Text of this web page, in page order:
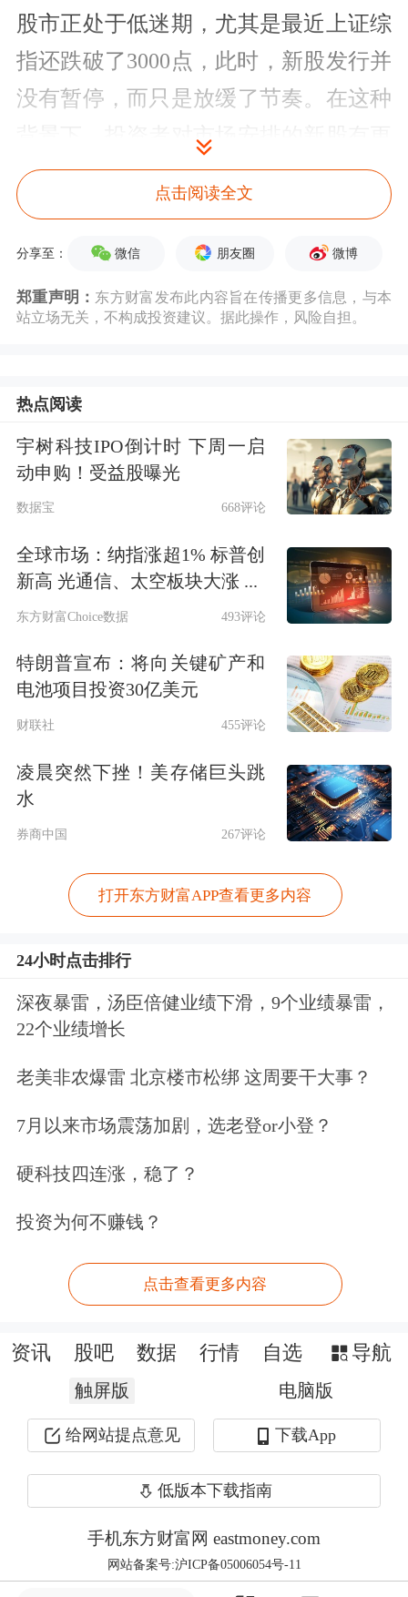
股市正处于低迷期，尤其是最近上证综
指还跌破了3000点，此时，新股发行并
没有暂停，而只是放缓了节奏。在这种
背景下，投资者对市场安排的新股有更
多的关注与聚焦，那些在质量上存在问
题的公司，其问题很容易被放大。
令人遗憾的是，兴欣新材这只新股确实
是一只在质量上存在问题的公司。比
创板”IPO全部来了一遍，并且该公司在
科创板IPO时曾遭到举报，此次主板IPO
上市现场检查时又被揪出一系列问题。
该公司此次公开发行计划募集资金5.5
亿元，其中1.5亿元将用于补充流动资
金，但该公司并不差钱。2020—2022
年，该公司共计分红5808万元;2022年
末，公司的货币资金、现金及现金等价
物余额均超过亿元，分别为1.51亿元和
1.36亿元。
该公司多年来一直存在着增收不增利的
的营业收入分别为3.02亿元、3.11亿
增加的趋势。然而，与此相对应的是，
公司的净利润却呈现下滑趋势，分别为
6174.25万元、5982.01万元、5127.62万
元以及4204.38万元。今年三季报显
示，公司第三季度实现的营业收入和净
题。一旦一家有问题的公司出现，其问
投资者对新股的看法，乃至动摇投资者
对市场的信心。也正因如此，新股发行
犹如易碎的玻璃杯，需要市场精心呵
护，以避免新股发行给市场带来不利的
影响。一旦处理不慎，就很容易给市场
带来冲击。具体来说，股市低迷时期的
新股发行需要把握与解决以下几方面问
点击阅读全文
分享至： 微信 朋友圈 微博
郑重声明： 东方财富发布此内容旨在传播更多信息，与本
站立场无关，不构成投资建议。据此操作，风险自担。
热点阅读
宇树科技IPO倒计时 下周一启
动申购！受益股曝光
数据宝 668评论
全球市场：纳指涨超1% 标普创
新高 光通信、太空板块大涨 ...
东方财富Choice数据 493评论
特朗普宣布：将向关键矿产和
电池项目投资30亿美元
财联社 455评论
凌晨突然下挫！美存储巨头跳
水
券商中国 267评论
打开东方财富APP查看更多内容
24小时点击排行
深夜暴雷，汤臣倍健业绩下滑，9个业绩暴雷，
22个业绩增长
老美非农爆雷 北京楼市松绑 这周要干大事？
7月以来市场震荡加剧，选老登or小登？
硬科技四连涨，稳了？
投资为何不赚钱？
点击查看更多内容
资讯 股吧 数据 行情 自选 导航
触屏版 电脑版
给网站提点意见 下载App
低版本下载指南
手机东方财富网 eastmoney.com
网站备案号:沪ICP备05006054号-11